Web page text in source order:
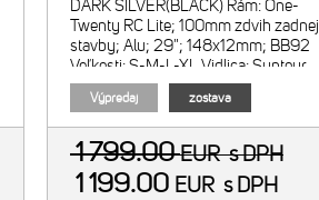
DARK SILVER(BLACK) Rám: One-
Twenty RC Lite; 100mm zdvih zadnej
stavby; Alu; 29"; 148x12mm; BB92
Veľkosti: S-M-L-XL Vidlica: Suntour
XCR32 RL-R; vzduchová; zdvi
Výpredaj zostava
1 799.00EURs DPH
1 199.00 EUR s DPH